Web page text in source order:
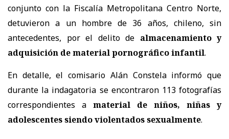
conjunto con la Fiscalía Metropolitana Centro Norte,
detuvieron a un hombre de 36 años, chileno, sin
antecedentes, por el delito de almacenamiento y
adquisición de material pornográfico infantil.
En detalle, el comisario Alán Constela informó que
durante la indagatoria se encontraron 113 fotografías
correspondientes a material de niños, niñas y
adolescentes siendo violentados sexualmente.